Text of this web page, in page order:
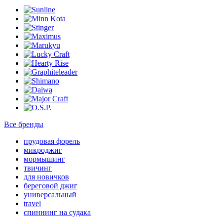
Все бренды
прудовая форель
микроджиг
мормышинг
твичинг
для новичков
береговой джиг
универсальный
travel
спиннинг на судака